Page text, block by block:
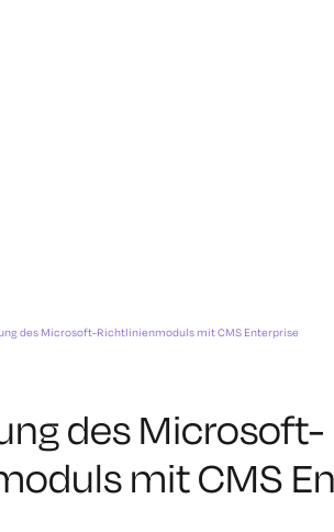
des Microsoft-Richtlinienmoduls mit CMS Enterprise
des Microsoft-
mit CMS